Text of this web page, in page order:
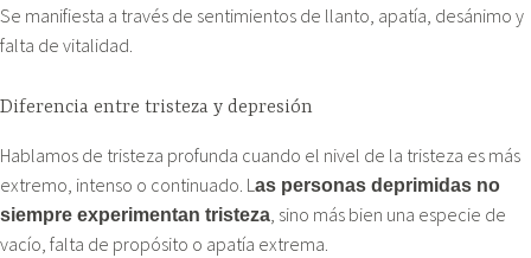
Se manifiesta a través de sentimientos de llanto, apatía, desánimo y
falta de vitalidad.
Diferencia entre tristeza y depresión
Hablamos de tristeza profunda cuando el nivel de la tristeza es más
extremo, intenso o continuado. Las personas deprimidas no
siempre experimentan tristeza, sino más bien una especie de
vacío, falta de propósito o apatía extrema.